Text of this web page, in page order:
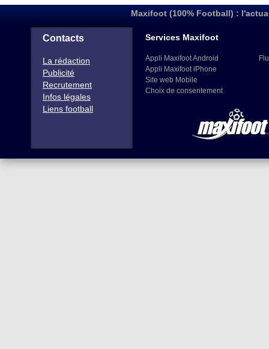
Maxifoot (100% Football) :
Contacts
La rédaction
Publicité
Recrutement
Infos légales
Liens football
Services Maxifoot
Appli Maxifoot Android
Appli Maxifoot iPhone
Site web Mobile
Choix de consentement